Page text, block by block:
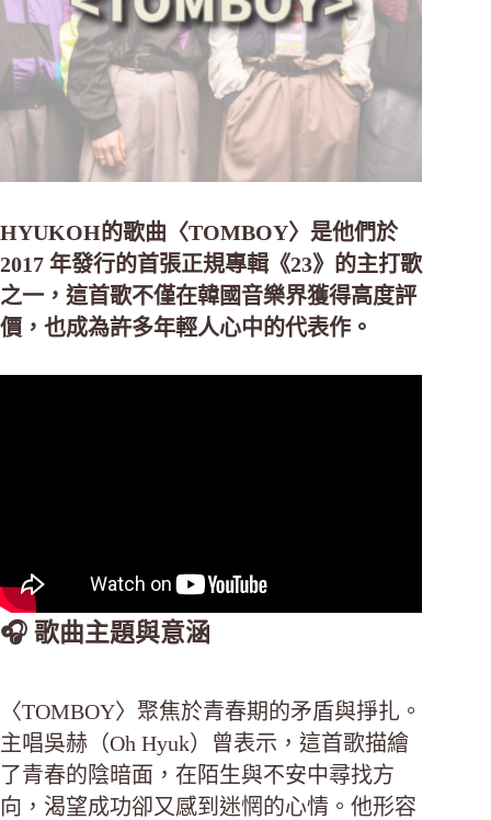
HYUKOH的歌曲〈TOMBOY〉是他們於
2017 年發行的首張正規專輯《23》的主打歌
之一，這首歌不僅在韓國音樂界獲得高度評
價，也成為許多年輕人心中的代表作。
🎧 歌曲主題與意涵
〈TOMBOY〉聚焦於青春期的矛盾與掙扎。
主唱吳赫（Oh Hyuk）曾表示，這首歌描繪
了青春的陰暗面，在陌生與不安中尋找方
向，渴望成功卻又感到迷惘的心情。他形容